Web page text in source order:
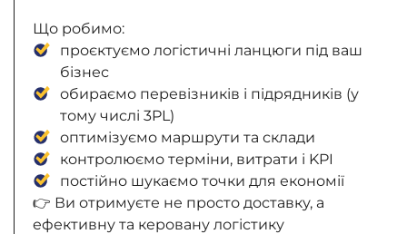
Що робимо:
проєктуємо логістичні ланцюги під ваш
бізнес
обираємо перевізників і підрядників (у
тому числі 3PL)
оптимізуємо маршрути та склади
контролюємо терміни, витрати і KPI
постійно шукаємо точки для економії
👉 Ви отримуєте не просто доставку, а
ефективну та керовану логістику